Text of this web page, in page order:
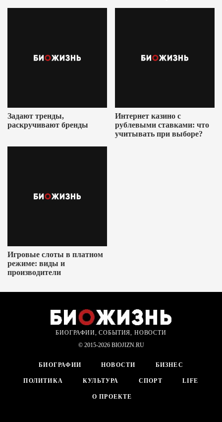
Задают тренды,
раскручивают бренды
Интернет казино с
рублевыми ставками: что
учитывать при выборе?
Игровые слоты в платном
режиме: виды и
производители
БИОГРАФИИ, СОБЫТИЯ, НОВОСТИ
© 2015-2026 BIOJIZN.RU
БИОГРАФИИ НОВОСТИ БИЗНЕС
ПОЛИТИКА КУЛЬТУРА СПОРТ LIFE
О ПРОЕКТЕ